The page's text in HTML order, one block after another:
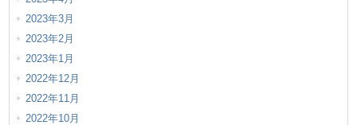
2023年3月
2023年2月
2023年1月
2022年12月
2022年11月
2022年10月